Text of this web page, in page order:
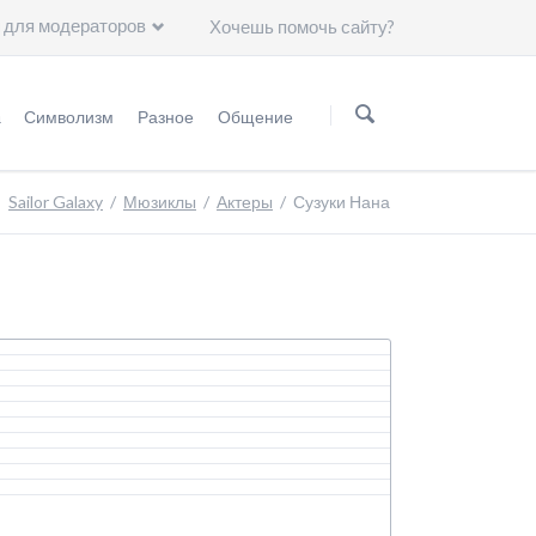
Хочешь помочь сайту?
для модераторов
навигацию
Символизм
Мифология
Астрология
Астрономия
Символы
Группы крови
Японские иероглифы
Разное
Статьи
Чему нас научили герои "Сейлор Мун"?
Общение
Группа ВKонтакте
Sailor Galaxy Мюзиклы Актеры Сузуки Нана